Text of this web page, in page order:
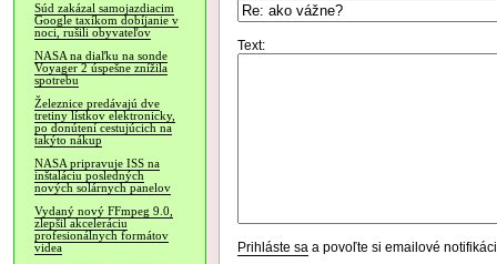
Súd zakázal samojazdiacim
Google taxíkom dobíjanie v
noci, rušili obyvateľov
NASA na diaľku na sonde
Voyager 2 úspešne znížila
spotrebu
Železnice predávajú dve
tretiny lístkov elektronicky,
po donútení cestujúcich na
takýto nákup
NASA pripravuje ISS na
inštaláciu posledných
nových solárnych panelov
Vydaný nový FFmpeg 9.0,
zlepšil akceleráciu
profesionálnych formátov
videa
Text:
Prihláste sa a povoľte si emailové